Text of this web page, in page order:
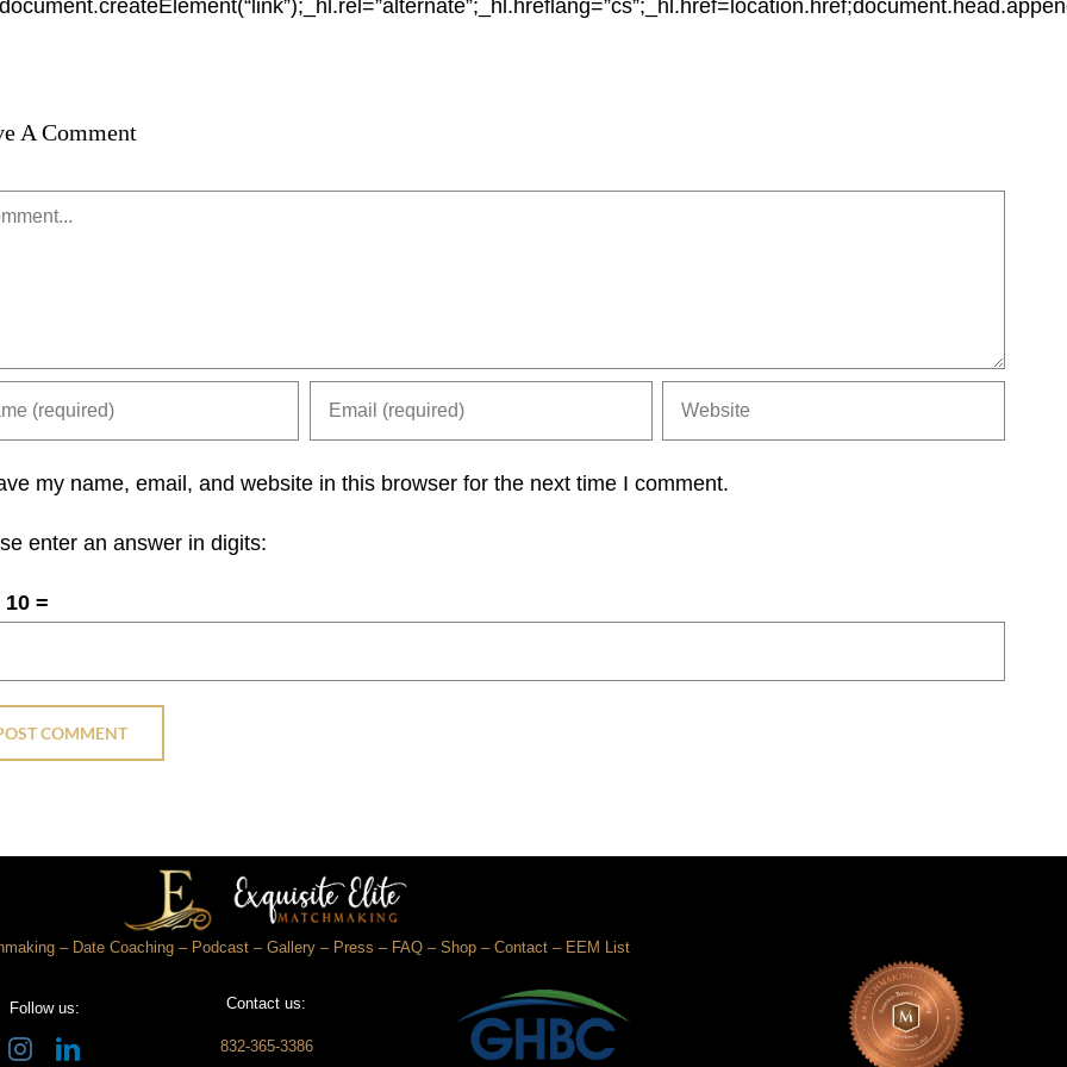
A Comment
my name, email, and website in this browser for the next time I comment.
enter an answer in digits:
10 =
– Date Coaching– Podcast– Gallery– Press – FAQ– Shop– Contact– EEM List
Follow us: Contact us:
832-365-3386